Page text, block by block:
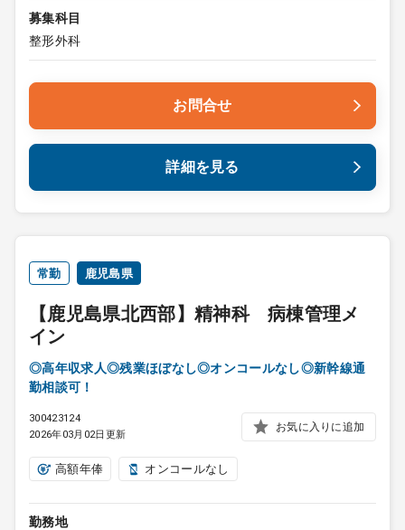
募集科目
整形外科
お問合せ
詳細を見る
常勤 鹿児島県
【鹿児島県北西部】精神科 病棟管理メ
イン
◎高年収求人◎残業ほぼなし◎オンコールなし◎新幹線通
勤相談可！
300423124
2026年03月02日更新
お気に入りに追加
高額年俸 オンコールなし
勤務地